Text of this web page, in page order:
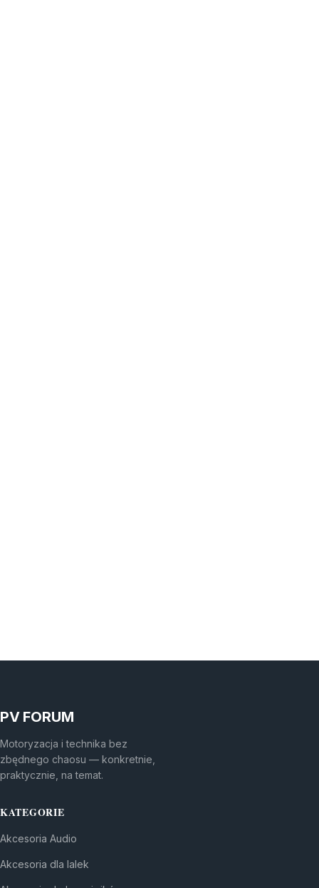
PV FORUM
Motoryzacja i technika bez
zbędnego chaosu — konkretnie,
praktycznie, na temat.
KATEGORIE
Akcesoria Audio
Akcesoria dla lalek